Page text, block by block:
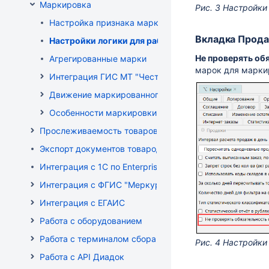
Маркировка
Настройка признака маркировки для товаров
Настройки логики для работы с маркированным
Агрегированные марки
Интеграция ГИС МТ "Честный знак" (РФ)
Движение маркированного товара
Особенности маркировки РБ
Прослеживаемость товаров
Экспорт документов товародвижения
Интеграция с 1С по EnterpriseData
Интеграция с ФГИС "Меркурий"
Интеграция с ЕГАИС
Работа с оборудованием
Работа с терминалом сбора данных (ТСД)
Работа с API Диадок
Рис. 3
Вкладка
Не проверять
марок для
Рис. 4